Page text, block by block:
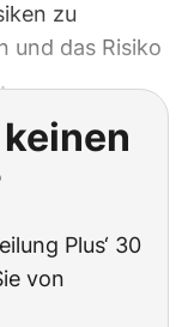
zu
und das Risiko
Plus‘ 30
von